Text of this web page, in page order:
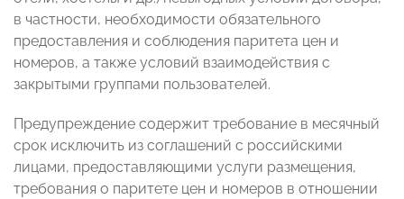
в частности, необходимости обязательного
предоставления и соблюдения паритета цен и
номеров, а также условий взаимодействия с
закрытыми группами пользователей.
Предупреждение содержит требование в месячный
срок исключить из соглашений с российскими
лицами, предоставляющими услуги размещения,
требования о паритете цен и номеров в отношении